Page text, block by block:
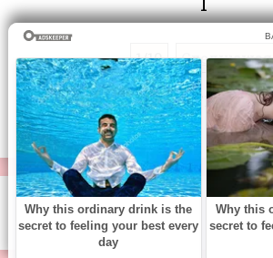
1/19 Следующая
Перейти на страницу:
© https://vse-knigi.org